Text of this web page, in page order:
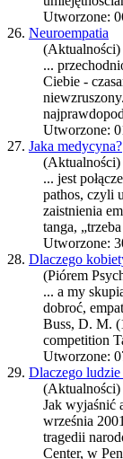
Utworzone:
26. Neuroempatia
(Aktualności)
...
Ciebie -
Utworzone:
27. Jaka medycyna?
(Aktualności)
... jest
pathos, czyli
zaistnienia
tanga,
Utworzone:
28. Dlaczego
(Piórem
... a my
dobroć,
Buss, D. M.
competition
Utworzone:
29. Dlaczego ludzie
(Aktualności)
Jak wyjaśnić
września
tragedii
Center, w